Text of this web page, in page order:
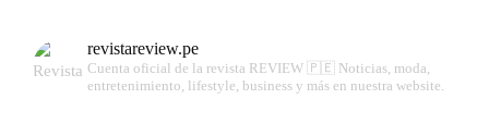
revistareview.pe
Cuenta oficial de la revista REVIEW 🇵🇪 Noticias, moda,
entretenimiento, lifestyle, business y más en nuestra website.